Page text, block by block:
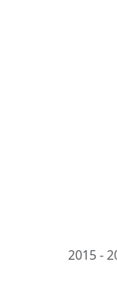
2015 -